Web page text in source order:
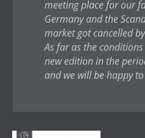
meeting place for our
Germany and the
market got cancelled
As far as the
new edition in the
and we will be happy